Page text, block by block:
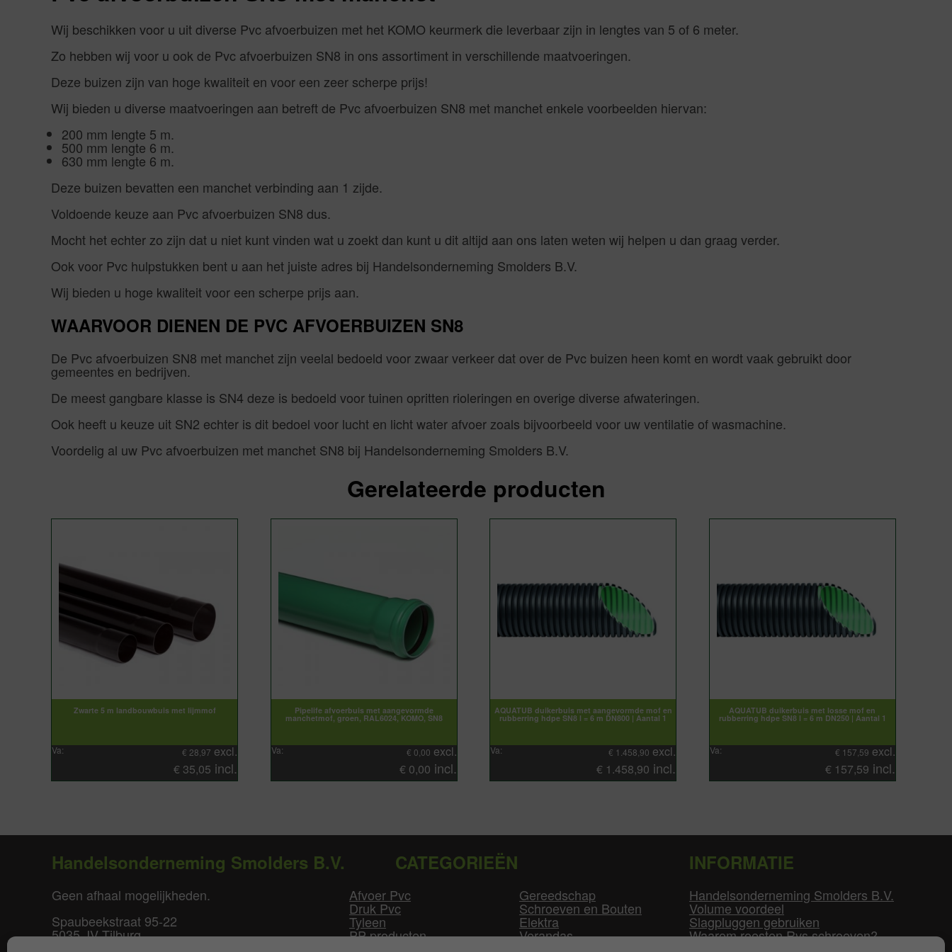
Wij beschikken voor u uit diverse Pvc afvoerbuizen met het KOMO keurmerk die leverbaar zijn in lengtes van 5 of 6 meter.
Zo hebben wij voor u ook de Pvc afvoerbuizen SN8 in ons assortiment in verschillende maatvoeringen.
Deze buizen zijn van hoge kwaliteit en voor een zeer scherpe prijs!
Wij bieden u diverse maatvoeringen aan betreft de Pvc afvoerbuizen SN8 met manchet enkele voorbeelden hiervan:
200 mm lengte 5 m.
500 mm lengte 6 m.
630 mm lengte 6 m.
Deze buizen bevatten een manchet verbinding aan 1 zijde.
Voldoende keuze aan Pvc afvoerbuizen SN8 dus.
Mocht het echter zo zijn dat u niet kunt vinden wat u zoekt dan kunt u dit altijd aan ons laten weten wij helpen u dan graag verder.
Ook voor Pvc hulpstukken bent u aan het juiste adres bij Handelsonderneming Smolders B.V.
Wij bieden u hoge kwaliteit voor een scherpe prijs aan.
WAARVOOR DIENEN DE PVC AFVOERBUIZEN SN8
De Pvc afvoerbuizen SN8 met manchet zijn veelal bedoeld voor zwaar verkeer dat over de Pvc buizen heen komt en wordt vaak gebruikt door
gemeentes en bedrijven.
De meest gangbare klasse is SN4 deze is bedoeld voor tuinen opritten rioleringen en overige diverse afwateringen.
Ook heeft u keuze uit SN2 echter is dit bedoel voor lucht en licht water afvoer zoals bijvoorbeeld voor uw ventilatie of wasmachine.
Voordelig al uw Pvc afvoerbuizen met manchet SN8 bij Handelsonderneming Smolders B.V.
Gerelateerde producten
Zwarte 5 m landbouwbuis met lijmmof
Va: € 28,97 excl.
€ 35,05 incl.
Pipelife afvoerbuis met aangevormde
manchetmof, groen, RAL6024, KOMO, SN8
Va: € 0,00 excl.
€ 0,00 incl.
AQUATUB duikerbuis met aangevormde mof en
rubberring hdpe SN8 l = 6 m DN800 | Aantal 1
Va: € 1.458,90 excl.
€ 1.458,90 incl.
AQUATUB duikerbuis met losse mof en
rubberring hdpe SN8 l = 6 m DN250 | Aantal 1
Va: € 157,59 excl.
€ 157,59 incl.
Handelsonderneming Smolders B.V.
Geen afhaal mogelijkheden.
Spaubeekstraat 95-22
5035 JV Tilburg
CATEGORIEËN
Afvoer Pvc
Druk Pvc
Tyleen
PP producten
Gereedschap
Schroeven en Bouten
Elektra
Verandas
INFORMATIE
Handelsonderneming Smolders B.V.
Volume voordeel
Slagpluggen gebruiken
Waarom roesten Rvs schroeven?